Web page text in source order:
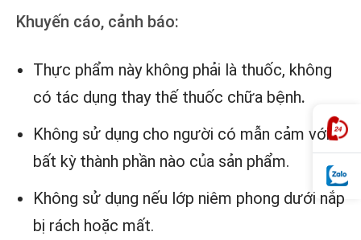
Khuyến cáo, cảnh báo:
Thực phẩm này không phải là thuốc, không
có tác dụng thay thế thuốc chữa bệnh.
Không sử dụng cho người có mẫn cảm với
bất kỳ thành phần nào của sản phẩm.
Không sử dụng nếu lớp niêm phong dưới nắp
bị rách hoặc mất.